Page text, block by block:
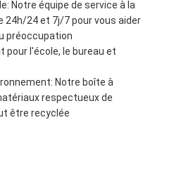
Notre équipe de service à la
24h/24 et 7j/7 pour vous aider
préoccupation
pour l'école, le bureau et
Notre boîte à
respectueux de
être recyclée